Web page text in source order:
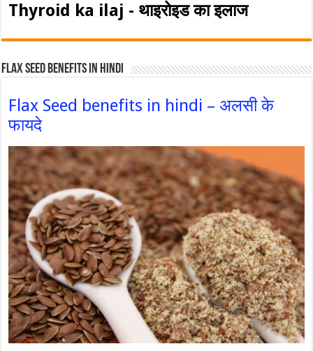
Thyroid ka ilaj - थाइरोइड का इलाज
Flax Seed Benefits in hindi
Flax Seed benefits in hindi – अलसी के
फायदे